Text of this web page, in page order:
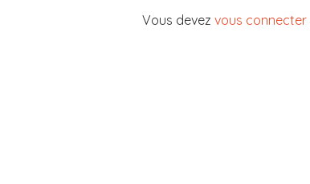
Vous devez vous connecter